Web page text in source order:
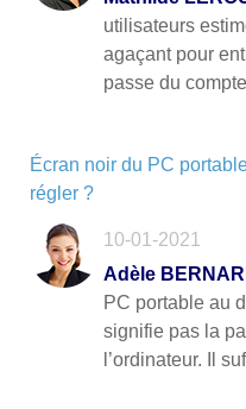
utilisateurs
agaçant pour
passe du
Écran noir du PC
régler ?
10-01-2021
Adèle
PC portable au
signifie pas la
l’ordinateur. Il